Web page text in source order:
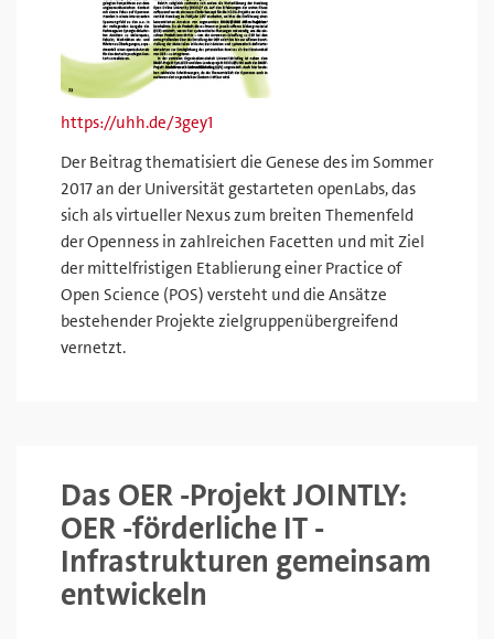
https://uhh.de/3gey1
Der Beitrag thematisiert die Genese des im Sommer
2017 an der Universität gestarteten openLabs, das
sich als virtueller Nexus zum breiten Themenfeld
der Openness in zahlreichen Facetten und mit Ziel
der mittelfristigen Etablierung einer Practice of
Open Science (POS) versteht und die Ansätze
bestehender Projekte zielgruppenübergreifend
vernetzt.
Das OER -Projekt JOINTLY:
OER -förderliche IT -
Infrastrukturen gemeinsam
entwickeln